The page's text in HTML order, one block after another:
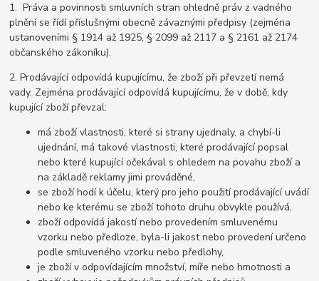
1. Práva a povinnosti smluvních stran ohledně práv z vadného
plnění se řídí příslušnými obecně závaznými předpisy (zejména
ustanoveními § 1914 až 1925, § 2099 až 2117 a § 2161 až 2174
občanského zákoníku).
2. Prodávající odpovídá kupujícímu, že zboží při převzetí nemá
vady. Zejména prodávající odpovídá kupujícímu, že v době, kdy
kupující zboží převzal:
má zboží vlastnosti, které si strany ujednaly, a chybí-li
ujednání, má takové vlastnosti, které prodávající popsal
nebo které kupující očekával s ohledem na povahu zboží a
na základě reklamy jimi prováděné,
se zboží hodí k účelu, který pro jeho použití prodávající uvádí
nebo ke kterému se zboží tohoto druhu obvykle používá,
zboží odpovídá jakostí nebo provedením smluvenému
vzorku nebo předloze, byla-li jakost nebo provedení určeno
podle smluveného vzorku nebo předlohy,
je zboží v odpovídajícím množství, míře nebo hmotnosti a